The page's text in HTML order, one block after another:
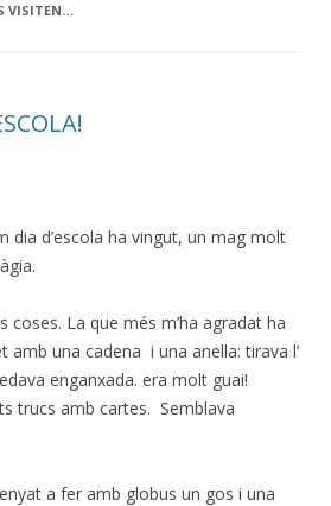
VISITEN…
dia d’escola ha vingut, un mag molt
La que més m’ha agradat ha
amb una cadena i una anella: tirava l’
enganxada. era molt guai!
trucs amb cartes. Semblava
a fer amb globus un gos i una